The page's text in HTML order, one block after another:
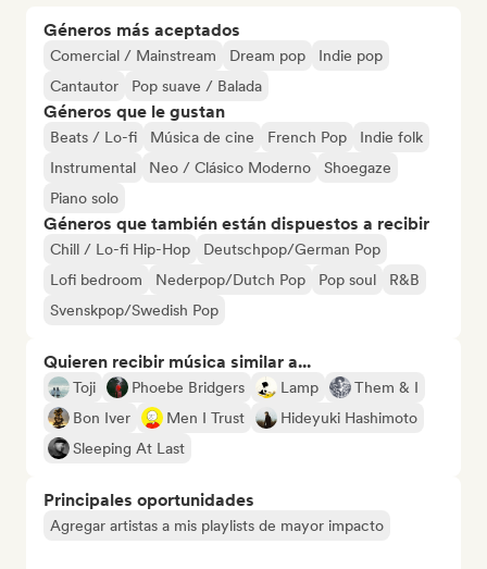
Géneros más aceptados
Comercial / Mainstream Dream pop
Indie pop
Cantautor
Pop suave / Balada
Géneros que le gustan
Beats / Lo-fi Música de cine French Pop
Indie folk
Instrumental
Neo / Clásico Moderno
Shoegaze
Piano solo
Géneros que también están dispuestos a recibir
Chill / Lo-fi Hip-Hop
Deutschpop/German Pop
Lofi bedroom
Nederpop/Dutch Pop Pop soul
R&B
Svenskpop/Swedish Pop
Quieren recibir música similar a...
Toji Phoebe Bridgers Lamp
Them & I
Bon Iver
Men I Trust
Hideyuki Hashimoto
Sleeping At Last
Principales oportunidades
Agregar artistas a mis playlists de mayor impacto